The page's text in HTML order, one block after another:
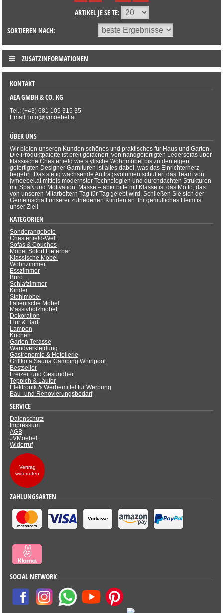
ARTIKEL JE SEITE:
SORTIEREN NACH:
ZUSATZINFORMATIONEN
KONTAKT
AEA GMBH & CO. KG
Tel.: (+43) 681 105 315 35
Email: info@jvmoebel.at
ÜBER UNS
Wir bieten unseren Kunden schönes und praktisches für Haus und Garten.
Die Produktpalette ist breit gefächert. Von handgefertigten Ledersofas über
klassische Chesterfield wie stylische Wohnmöbel bis zu den eigen
gefertigten Designer Garnituren ist alles dabei, was das Einrichterherz
begehrt. Das stetig wachsende Auftragsvolumen schultert das Team von
jvmoebel.at mittels modernster Technologien und durchdachten Strukturen
mit Spaß und Motivation. Masse – aber bitte mit Klasse ist das Motto, das
von unseren Mitarbeitern Tag für Tag gelebt wird. Schließen Sie sich der
Gemeinschaft unserer zufriedenen Kunden an. Ihr gemütliches Heim ist
unser Ziel!
KATEGORIEN
Sonderangebote
Chesterfield-Welt
Sofas & Couches
Möbel Sofort Lieferbar
Klassische Möbel
Wohnzimmer
Esszimmer
Büro
Schlafzimmer
Kinder
Stahlmöbel
Italienische Möbel
Massivholzmöbel
Dekoration
Flur & Bad
Lampen
Küchen
Garten Terasse
Wandverkleidung
Gastronomie & Hotellerie
Grillkota Sauna Camping Whirlpool
Bestseller
Freizeit und Gesundheit
Teppich & Läufer
Elektronik & Werbemittel für Werbung
Bau- und Renovierungsbedarf
SERVICE
Datenschutz
Impressum
AGB
JVMoebel
Widerruf
Vertrag
widerrufen
ZAHLUNGSARTEN
SOCIAL NETWORK